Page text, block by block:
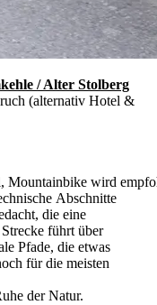
/ Alter Stolberg
(alternativ Hotel &
Mountainbike wird
Abschnitte
die eine
führt über
Pfade, die etwas
für die meisten
der Natur.